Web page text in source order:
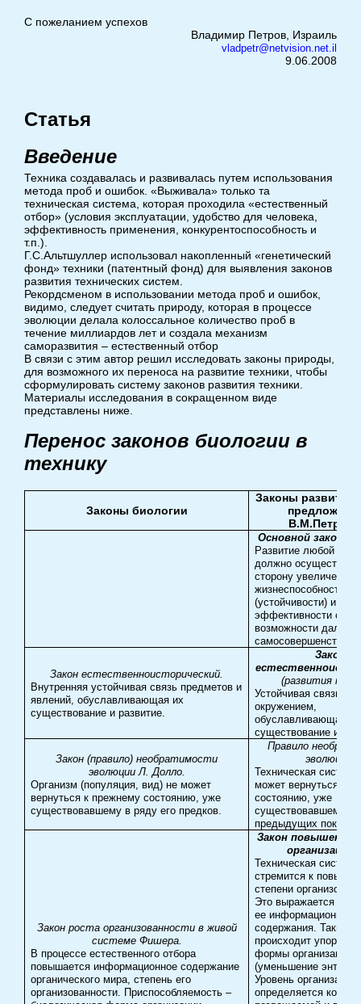
С пожеланием успехов
Владимир Петров, Израиль
vladpetr@netvision.net.il
9.06.2008
Статья
Введение
Техника создавалась и развивалась путем использования
метода проб и ошибок. «Выживала» только та
техническая система, которая проходила «естественный
отбор» (условия эксплуатации, удобство для человека,
эффективность применения, конкурентоспособность и
т.п.).
Г.С.Альтшуллер использовал накопленный «генетический
фонд» техники (патентный фонд) для выявления законов
развития технических систем.
Рекордсменом в использовании метода проб и ошибок,
видимо, следует считать природу, которая в процессе
эволюции делала колоссальное количество проб в
течение миллиардов лет и создала механизм
саморазвития – естественный отбор
В связи с этим автор решил исследовать законы природы,
для возможного их переноса на развитие техники, чтобы
сформулировать систему законов развития техники.
Материалы исследования в сокращенном виде
представлены ниже.
Перенос законов биологии в
технику
Законы биологии
Законы развития
Основной закон
Развитие любой
должно
сторону увеличения
жизнеспособности
(устойчивости) и
эффективности
возможности
Закон естественноисторический.
Внутренняя устойчивая связь предметов и
явлений, обуславливающая их
существование и развитие.
Закон
(развития
Устойчивая связь
окружением,
обуславливающая ее
существование и
Закон (правило) необратимости
эволюции Л. Долло.
Организм (популяция, вид) не может
вернуться к прежнему состоянию, уже
существовавшему в ряду его предков.
Правило
эволюции.
Техническая
может вернуться к
состоянию, уже
существовавшему в
предыдущих
Закон роста организованности в живой
системе Фишера.
В процессе естественного отбора
повышается информационное содержание
органического мира, степень его
организованности. Приспособляемость –
Закон повышения
организации
Техническая система
стремится к
степени
Это выражается в
ее информационного
содержания. Таким
происходит
формы организации
(уменьшение
Уровень организации
определяется